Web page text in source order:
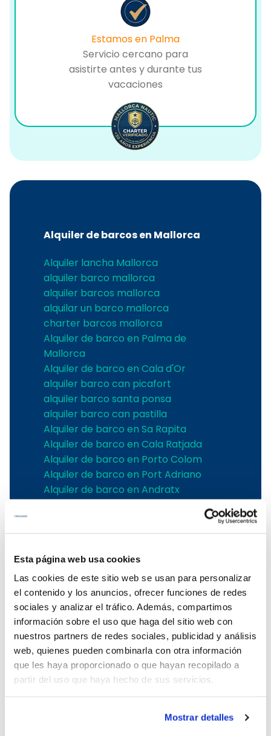
Esta página web usa cookies
Las cookies de este sitio web se usan para personalizar
el contenido y los anuncios, ofrecer funciones de redes
sociales y analizar el tráfico. Además, compartimos
información sobre el uso que haga del sitio web con
nuestros partners de redes sociales, publicidad y análisis
web, quienes pueden combinarla con otra información
que les haya proporcionado o que hayan recopilado a
partir del uso que haya hecho de sus servicios.
Mostrar detalles
Estamos en Palma
Servicio cercano para
asistirte antes y durante tus
vacaciones
Alquiler de barcos en Mallorca
Alquiler lancha Mallorca
alquiler barco mallorca
alquiler barcos mallorca
alquilar un barco mallorca
charter barcos mallorca
Alquiler de barco en Palma de
Mallorca
Alquiler de barco en Cala d'Or
alquiler barco can picafort
alquiler barco santa ponsa
alquiler barco can pastilla
Alquiler de barco en Sa Rapita
Alquiler de barco en Cala Ratjada
Alquiler de barco en Porto Colom
Alquiler de barco en Port Adriano
Alquiler de barco en Andratx
Alquiler barcos Puerto de Andratx
Alquiler de barcos en Palma de
Mallorca
Alquiler embarcaciones Mallorca
Alquiler de barcos en Puerto Portals
Alquiler de barcos con patrón en
Mallorca
Alquiler de barcos en el Club de Mar
Alquiler de barcos en Port de Soller